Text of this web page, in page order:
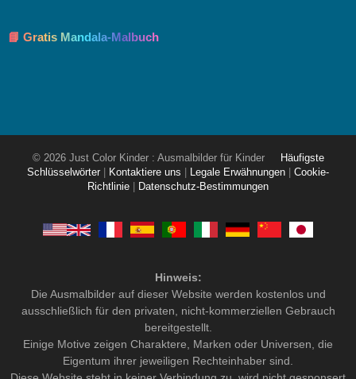
📘 Gratis Mandala-Malbuch
© 2026 Just Color Kinder : Ausmalbilder für Kinder
Häufigste
Schlüsselwörter
Kontaktiere uns Legale Erwähnungen
Cookie-
Richtlinie
Datenschutz-Bestimmungen
Hinweis:
Die Ausmalbilder auf dieser Website werden kostenlos und
ausschließlich für den privaten, nicht-kommerziellen Gebrauch
bereitgestellt.
Einige Motive zeigen Charaktere, Marken oder Universen, die
Eigentum ihrer jeweiligen Rechteinhaber sind.